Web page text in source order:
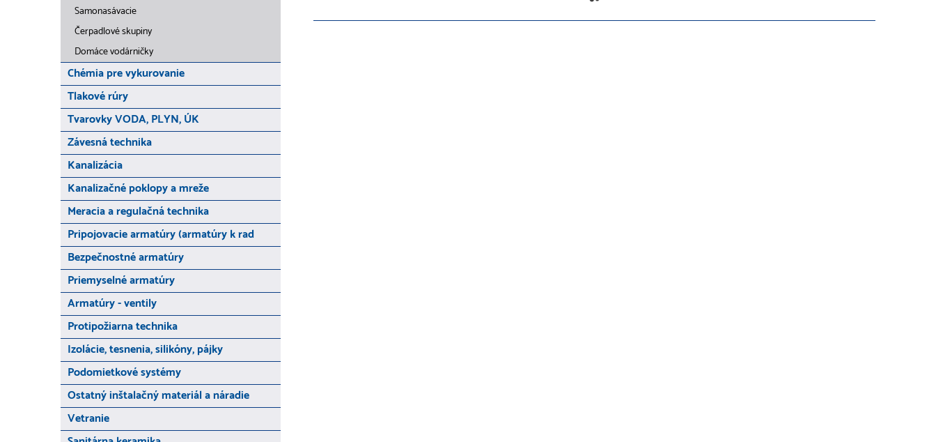
Samonasávacie
Čerpadlové skupiny
Domáce vodárničky
Chémia pre vykurovanie
Tlakové rúry
Tvarovky VODA, PLYN, ÚK
Závesná technika
Kanalizácia
Kanalizačné poklopy a mreže
Meracia a regulačná technika
Pripojovacie armatúry (armatúry k rad
Bezpečnostné armatúry
Priemyselné armatúry
Armatúry - ventily
Protipožiarna technika
Izolácie, tesnenia, silikóny, pájky
Podomietkové systémy
Ostatný inštalačný materiál a náradie
Vetranie